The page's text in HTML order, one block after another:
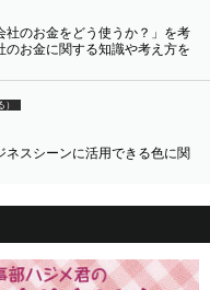
社のお金をどう使うか？」を考
のお金に関する知識や考え方を
ネスシーンに活用できる色に関